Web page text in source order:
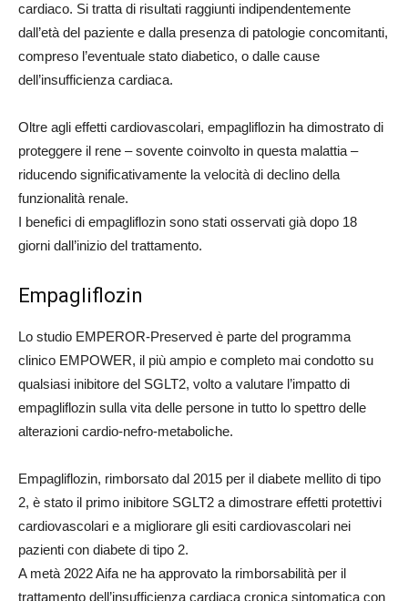
cardiaco. Si tratta di risultati raggiunti indipendentemente
dall’età del paziente e dalla presenza di patologie concomitanti,
compreso l’eventuale stato diabetico, o dalle cause
dell’insufficienza cardiaca.
Oltre agli effetti cardiovascolari, empagliflozin ha dimostrato di
proteggere il rene – sovente coinvolto in questa malattia –
riducendo significativamente la velocità di declino della
funzionalità renale.
I benefici di empagliflozin sono stati osservati già dopo 18
giorni dall’inizio del trattamento.
Empagliflozin
Lo studio EMPEROR-Preserved è parte del programma
clinico EMPOWER, il più ampio e completo mai condotto su
qualsiasi inibitore del SGLT2, volto a valutare l’impatto di
empagliflozin sulla vita delle persone in tutto lo spettro delle
alterazioni cardio-nefro-metaboliche.
Empagliflozin, rimborsato dal 2015 per il diabete mellito di tipo
2, è stato il primo inibitore SGLT2 a dimostrare effetti protettivi
cardiovascolari e a migliorare gli esiti cardiovascolari nei
pazienti con diabete di tipo 2.
A metà 2022 Aifa ne ha approvato la rimborsabilità per il
trattamento dell’insufficienza cardiaca cronica sintomatica con